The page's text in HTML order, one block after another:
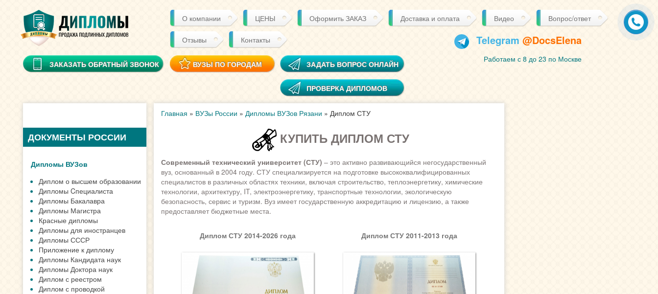
О компании ЦЕНЫ Оформить ЗАКАЗ Доставка и оплата Видео Вопрос/ответ
Отзывы Контакты
ЗАКАЗАТЬ ОБРАТНЫЙ ЗВОНОК ВУЗЫ ПО ГОРОДАМ ЗАДАТЬ ВОПРОС ОНЛАЙН
ПРОВЕРКА ДИПЛОМОВ
Telegram @DocsElena
Работаем с 8 до 23 по Москве
ДОКУМЕНТЫ РОССИИ
Дипломы ВУЗов
Диплом о высшем образовании
Дипломы Cпециалиста
Дипломы Бакалавра
Дипломы Магистра
Красные дипломы
Дипломы для иностранцев
Дипломы СССР
Приложение к диплому
Дипломы Кандидата наук
Дипломы Доктора наук
Диплом с реестром
Диплом с проводкой
Главная » ВУЗы России » Дипломы ВУЗов Рязани » Диплом СТУ
КУПИТЬ ДИПЛОМ СТУ
Современный технический университет (СТУ) – это активно развивающийся негосударственный
вуз, основанный в 2004 году. СТУ специализируется на подготовке высококвалифицированных
специалистов в различных областях техники, включая строительство, теплоэнергетику, химические
технологии, архитектуру, IT, электроэнергетику, транспортные технологии, экологическую
безопасность, сервис и туризм. Вуз имеет государственную аккредитацию и лицензию, а также
предоставляет бюджетные места.
Диплом СТУ 2014-2026 года Диплом СТУ 2011-2013 года